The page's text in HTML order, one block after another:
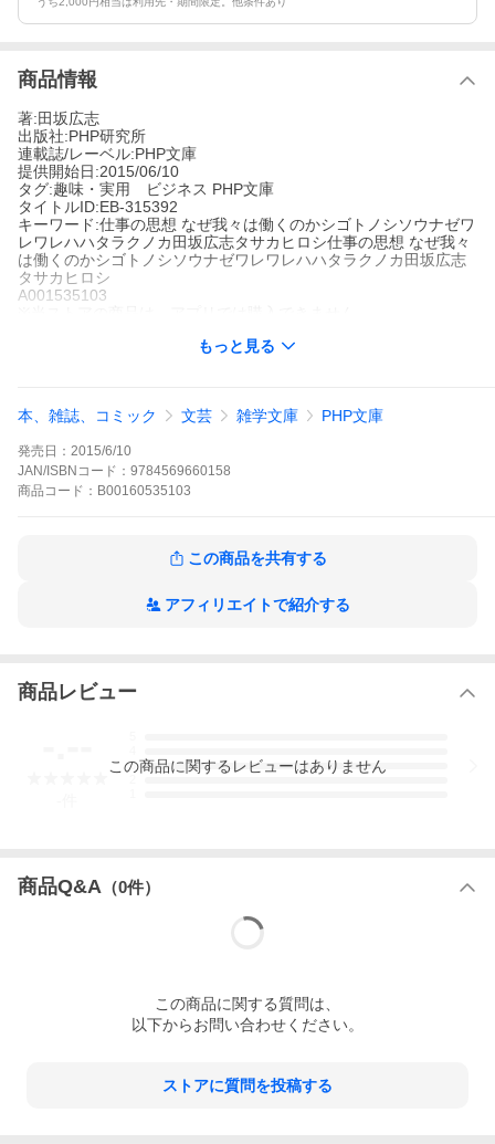
商品情報
著:田坂広志
出版社:PHP研究所
連載誌/レーベル:PHP文庫
提供開始日:2015/06/10
タグ:趣味・実用 ビジネス PHP文庫
タイトルID:EB-315392
キーワード:仕事の思想 なぜ我々は働くのかシゴトノシソウナゼワ
レワレハハタラクノカ田坂広志タサカヒロシ仕事の思想 なぜ我々
は働くのかシゴトノシソウナゼワレワレハハタラクノカ田坂広志
タサカヒロシ
A001535103
私たち自身が、その人生と思索を通じて、答えを見つけていかな
の報酬とは何か、を始めとする様々なテーマについて、著者の体
験的なエピソードを交え、語っていきます。仕事を通じていかに
成長していくか。成長のために夢や目標はいかなる意味を持つの
間にとって地位とは何か。生涯、会うことのない友人が、なぜ、
とは何か。仕事において、未来とは何か。そして、なぜ、仕事に
思想が求められるのか。それらのテーマを深く考えることを通
もっと見る
本、雑誌、コミック 文芸 雑学文庫 PHP文庫
発売日： 2015/6/10
JAN/ISBNコード： 9784569660158
商品 コード： B00160535103
この商品を共有する
アフィリエイトで紹介する
商品レビュー
3
この商品に関するレビューはありません
商品Q&A （0件）
この商品に関する質問は、
以下からお問い合わせください。
ストアに質問を投稿する